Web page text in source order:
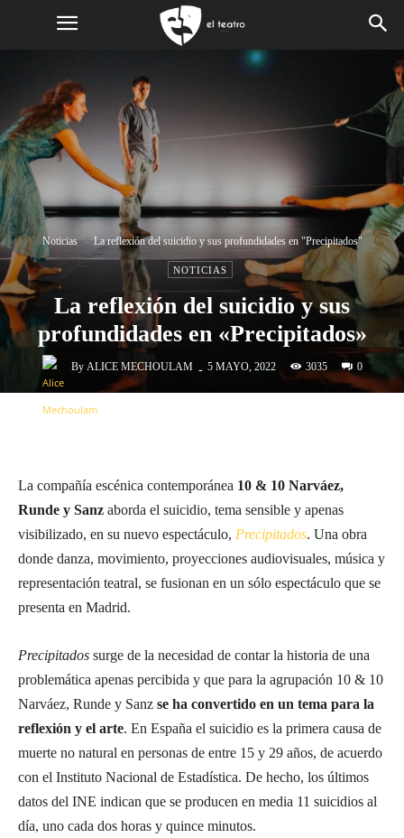
Noticias La reflexión del suicidio y sus profundidades en "Precipitados"
NOTICIAS
La reflexión del suicidio y sus
profundidades en «Precipitados»
By ALICE MECHOULAM - 5 MAYO, 2022 3035 0
La compañía escénica contemporánea 10 & 10 Narváez,
Runde y Sanz aborda el suicidio, tema sensible y apenas
visibilizado, en su nuevo espectáculo, Precipitados. Una obra
donde danza, movimiento, proyecciones audiovisuales, música y
representación teatral, se fusionan en un sólo espectáculo que se
presenta en Madrid.
Precipitados surge de la necesidad de contar la historia de una
problemática apenas percibida y que para la agrupación 10 & 10
Narváez, Runde y Sanz se ha convertido en un tema para la
reflexión y el arte. En España el suicidio es la primera causa de
muerte no natural en personas de entre 15 y 29 años, de acuerdo
con el Instituto Nacional de Estadística. De hecho, los últimos
datos del INE indican que se producen en media 11 suicidios al
día, uno cada dos horas y quince minutos.